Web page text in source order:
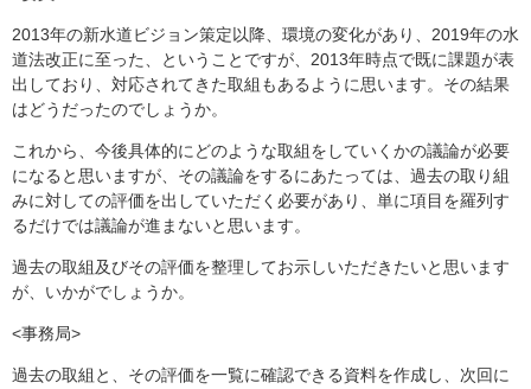
2013年の新水道ビジョン策定以降、環境の変化があり、2019年の水
道法改正に至った、ということですが、2013年時点で既に課題が表
出しており、対応されてきた取組もあるように思います。その結果
はどうだったのでしょうか。
これから、今後具体的にどのような取組をしていくかの議論が必要
になると思いますが、その議論をするにあたっては、過去の取り組
みに対しての評価を出していただく必要があり、単に項目を羅列す
るだけでは議論が進まないと思います。
過去の取組及びその評価を整理してお示しいただきたいと思います
が、いかがでしょうか。
<事務局>
過去の取組と、その評価を一覧に確認できる資料を作成し、次回に